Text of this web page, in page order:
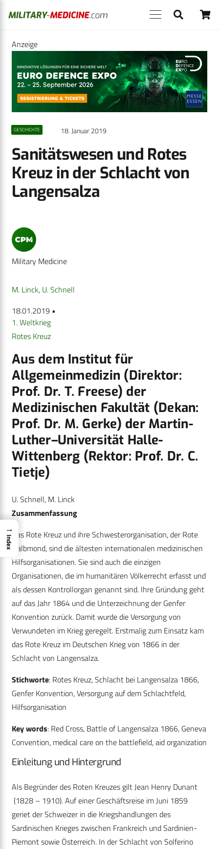
Anzeige
GESCHICHTE 18. Januar 2019
Sanitätswesen und Rotes
Kreuz in der Schlacht von
Langensalza
Military Medicine
M. Linck, U. Schnell
18.01.2019 •
1. Weltkrieg
Rotes Kreuz
Aus dem Institut für
Allgemeinmedizin (Direktor:
Prof. Dr. T. Freese) der
Medizinischen Fakultät (Dekan:
Prof. Dr. M. Gerke) der Martin-
Luther–Universität Halle-
Wittenberg (Rektor: Prof. Dr. C.
Tietje)
U. Schnell, M. Linck
Zusammenfassung
Das Rote Kreuz und ihre Schwesterorganisation, der Rote
Halbmond, sind die ältesten internationalen medizinischen
Hilfsorganisationen. Sie sind auch die einzigen
Organisationen, die im humanitären Völkerrecht erfasst und
als dessen Kontrollorgan genannt sind. Ihre Gründung geht
auf das Jahr 1864 und die Unterzeichnung der Genfer
Konvention zurück. Damit wurde die Versorgung von
Verwundeten im Krieg geregelt. Erstmalig zum Einsatz kam
das Rote Kreuz im Deutschen Krieg von 1866 in der
Schlacht von Langensalza.
Stichworte: Rotes Kreuz, Schlacht bei Langensalza 1866,
Genfer Konvention, Versorgung auf dem Schlachtfeld,
Hilfsorganisation
Key words: Red Cross, Battle of Langensalza 1866, Geneva
Convention, medical care on the battlefield, aid organization
Einleitung und Hintergrund
Als Begründer des Roten Kreuzes gilt Jean Henry Dunant
(1828 – 1910). Auf einer Geschäftsreise im Juni 1859
geriet der Schweizer in die Kriegshandlungen des
Sardinischen Krieges zwischen Frankreich und Sardinien-
Piemont sowie Österreich. In der Schlacht von Solferino
→
Index